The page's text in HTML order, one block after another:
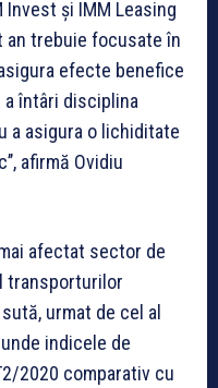
și IMM Leasing
an trebuie focusate în
efecte benefice
întâri disciplina
a asigura o lichiditate
afirmă Ovidiu
afectat sector de
transporturilor
urmat de cel al
indicele de
2020 comparativ cu